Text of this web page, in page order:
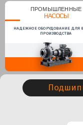
ПРОМЫШЛЕННЫЕ
НАСОСЫ
НАДЕЖНОЕ ОБОРУДОВАНИЕ ДЛЯ
ПРОИЗВОДСТВА